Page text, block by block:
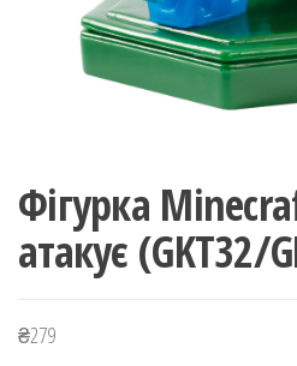
Фігурка
атакує (GKT32/
₴279